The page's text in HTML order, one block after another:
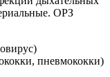
ОРЗ
пневмококки)